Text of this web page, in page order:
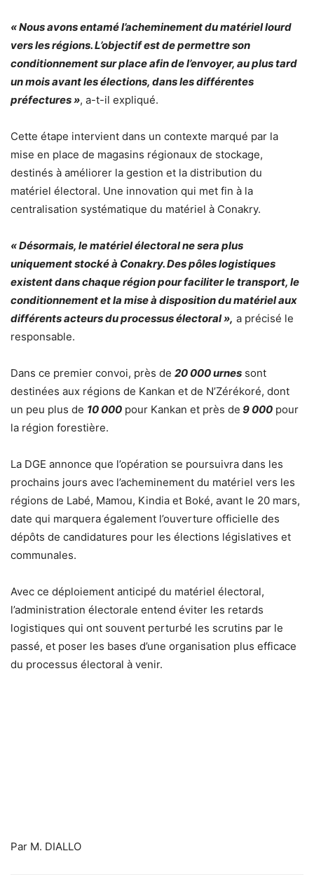
« Nous avons entamé l’acheminement du matériel lourd
vers les régions. L’objectif est de permettre son
conditionnement sur place afin de l’envoyer, au plus tard
un mois avant les élections, dans les différentes
préfectures », a-t-il expliqué.
Cette étape intervient dans un contexte marqué par la
mise en place de magasins régionaux de stockage,
destinés à améliorer la gestion et la distribution du
matériel électoral. Une innovation qui met fin à la
centralisation systématique du matériel à Conakry.
« Désormais, le matériel électoral ne sera plus
uniquement stocké à Conakry. Des pôles logistiques
existent dans chaque région pour faciliter le transport, le
conditionnement et la mise à disposition du matériel aux
différents acteurs du processus électoral », a précisé le
responsable.
Dans ce premier convoi, près de 20 000 urnes sont
destinées aux régions de Kankan et de N’Zérékoré, dont
un peu plus de 10 000 pour Kankan et près de 9 000 pour
la région forestière.
La DGE annonce que l’opération se poursuivra dans les
prochains jours avec l’acheminement du matériel vers les
régions de Labé, Mamou, Kindia et Boké, avant le 20 mars,
date qui marquera également l’ouverture officielle des
dépôts de candidatures pour les élections législatives et
communales.
Avec ce déploiement anticipé du matériel électoral,
l’administration électorale entend éviter les retards
logistiques qui ont souvent perturbé les scrutins par le
passé, et poser les bases d’une organisation plus efficace
du processus électoral à venir.
Par M. DIALLO